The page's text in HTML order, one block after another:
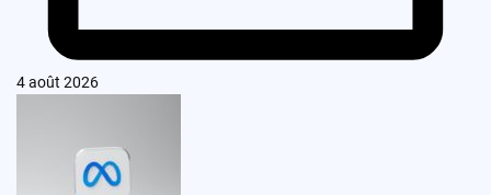
4 août 2026